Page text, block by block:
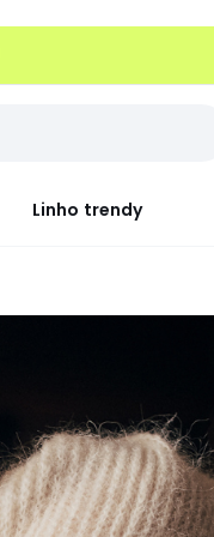
Linho trendy